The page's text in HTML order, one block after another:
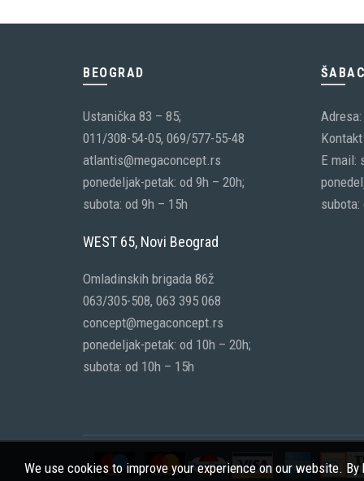
BEOGRAD
Ustanička 83 – 85;
011/308-54-05, 069/577-55-48
atlantis@megaconcept.rs
ponedeljak-petak: od 9h – 20h;
subota: od 9h – 15h
WEST 65, Novi Beograd
Omladinskih brigada 86ž
063/305-508, 063 395 068
concept@megaconcept.rs
ponedeljak-petak: od 10h – 20h;
subota: od 10h – 15h
E mail:
subota:
We use cookies to improve your experience on our website.